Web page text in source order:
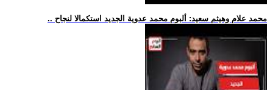
.. محمد علام وهيثم سعيد: ألبوم محمد عدوية الجديد استكمالا لنجاح